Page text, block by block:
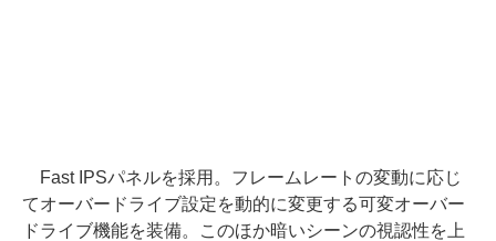
Fast IPSパネルを採用。フレームレートの変動に応じ
てオーバードライブ設定を動的に変更する可変オーバー
ドライブ機能を装備。このほか暗いシーンの視認性を上